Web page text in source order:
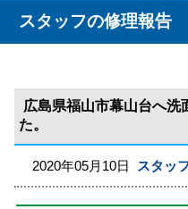
スタッフの修理報告
広島県福山市幕山台へ洗
た。
2020年05月10日 スタッ